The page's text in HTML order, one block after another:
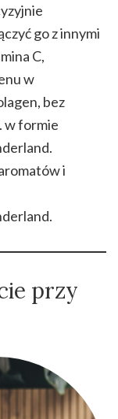
go z innymi
C,
w
bez
w formie
i
przy